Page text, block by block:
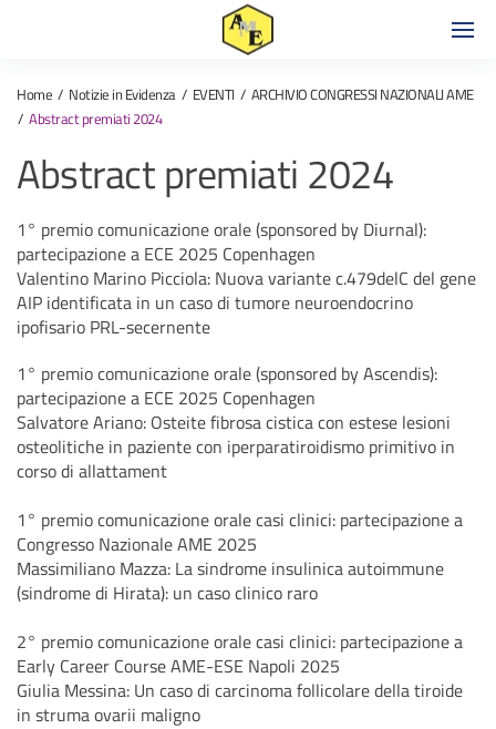
Home Notizie in Evidenza EVENTI
ARCHIVIO CONGRESSI NAZIONALI AME
Abstract premiati 2024
Abstract premiati 2024
1° premio comunicazione orale (sponsored by Diurnal):
partecipazione a ECE 2025 Copenhagen
Valentino Marino Picciola: Nuova variante c.479delC del gene
AIP identificata in un caso di tumore neuroendocrino
ipofisario PRL-secernente
1° premio comunicazione orale (sponsored by Ascendis):
partecipazione a ECE 2025 Copenhagen
Salvatore Ariano: Osteite fibrosa cistica con estese lesioni
osteolitiche in paziente con iperparatiroidismo primitivo in
corso di allattament
1° premio comunicazione orale casi clinici: partecipazione a
Congresso Nazionale AME 2025
Massimiliano Mazza: La sindrome insulinica autoimmune
(sindrome di Hirata): un caso clinico raro
2° premio comunicazione orale casi clinici: partecipazione a
Early Career Course AME-ESE Napoli 2025
Giulia Messina: Un caso di carcinoma follicolare della tiroide
in struma ovarii maligno